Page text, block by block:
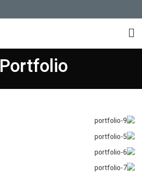
Portfolio